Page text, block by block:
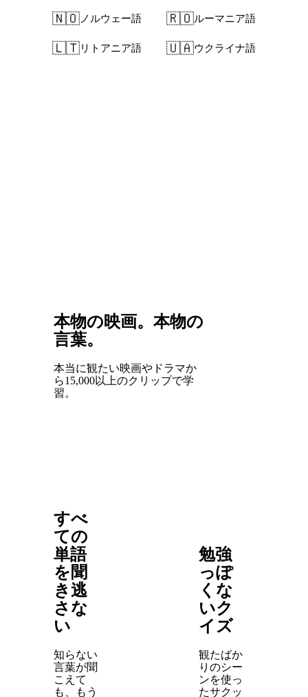
🇳🇴 ノルウェー語 🇷🇴ルーマニア語
🇱🇹リトアニア語 🇺🇦ウクライナ語
本物の映画。本物の
言葉。
本当に観たい映画やドラマか
ら15,000以上のクリップで学
習。
すべ
ての
単語
を聞
き逃
さな
い
知らない
言葉が聞
こえて
も、もう
勉強
っぽ
くな
いク
イズ
観たばか
りのシー
ンを使っ
たサクッ